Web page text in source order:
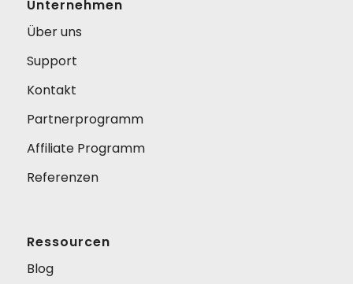
Unternehmen
Über uns
Support
Kontakt
Partnerprogramm
Affiliate Programm
Referenzen
Ressourcen
Blog